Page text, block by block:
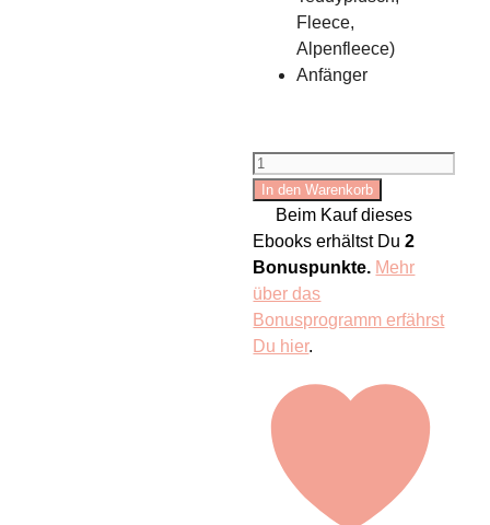
Fleece,
Alpenfleece)
Anfänger
Partnerhandschuh
nähen:
VALERY
Menge
In den Warenkorb
Beim Kauf dieses
Ebooks erhältst Du2
Bonuspunkte. Mehr
über das
Bonusprogramm erfährst
Du hier.